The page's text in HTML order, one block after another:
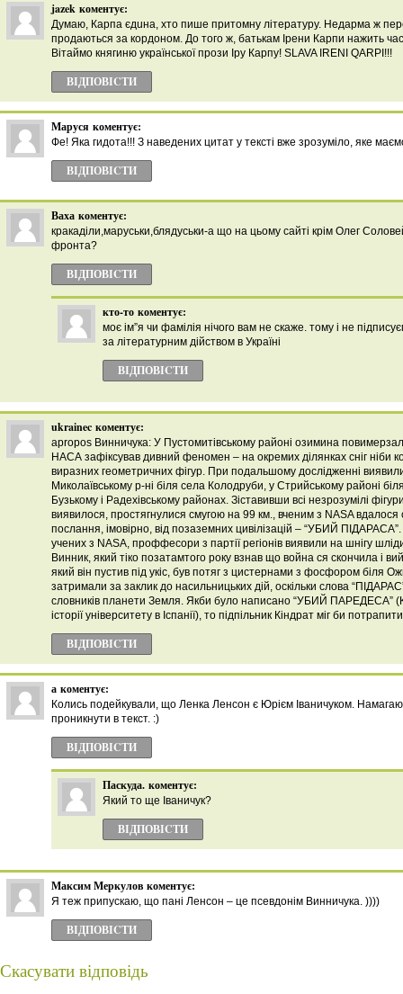
jazek коментує:
Думаю, Карпа єдuна, хто пише притомну літературу. Недарма ж
продаються за кордоном. До того ж, батькам Ірени Карпи нажить
Вітаймо княгиню української прози Іру Карпу! SLAVA IRENI QARPI!!!
ВІДПОВІCТИ
Маруся коментує:
Фе! Яка гидота!!! З наведених цитат у тексті вже зрозуміло, яке
ВІДПОВІCТИ
Ваха коментує:
кракаділи,маруськи,блядуськи-а що на цьому сайті крім Олег
фронта?
ВІДПОВІCТИ
кто-то коментує:
моє ім”я чи фамілія нічого вам не скаже. тому і не
за літературним дійством в Україні
ВІДПОВІCТИ
ukrainec коментує:
apropos Винничука: У Пустомитівському районі озимина
НАСА зафіксував дивний феномен – на окремих ділянках сніг ніби
виразних геометричних фігур. При подальшому дослідженні
Миколаївському р-ні біля села Колодруби, у Стрийському районі
Бузькому і Радехівському районах. Зіставивши всі незрозумілі
виявилося, простягнулися смугою на 99 км., вченим з NASA
послання, імовірно, від позаземних цивілізацій – “УБИЙ
учених з NASA, проффесори з партії регіонів виявили на шнігу
Винник, який тіко позатамтого року взнав що война ся скончила і
який він пустив під укіс, був потяг з цистернами з фосфором біля
затримали за заклик до насильницьких дій, оскільки слова
словників планети Земля. Якби було написано “УБИЙ ПАРЕДЕСА”
історії університету в Іспанії), то підпільник Кіндрат міг би
ВІДПОВІCТИ
а коментує:
Колись подейкували, що Ленка Ленсон є Юрієм Іваничуком.
проникнути в текст. :)
ВІДПОВІCТИ
Паскуда. коментує:
Який то ще Іваничук?
ВІДПОВІCТИ
Максим Меркулов коментує:
Я теж припускаю, що пані Ленсон – це псевдонім Винничука. ))))
ВІДПОВІCТИ
Скасувати відповідь